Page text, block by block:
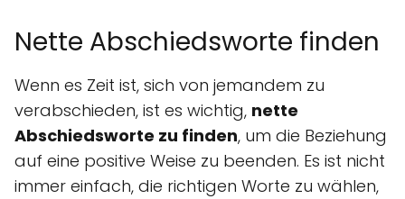
Nette Abschiedsworte finden
Wenn es Zeit ist, sich von jemandem zu
verabschieden, ist es wichtig, nette
Abschiedsworte zu finden, um die Beziehung
auf eine positive Weise zu beenden. Es ist nicht
immer einfach, die richtigen Worte zu wählen,